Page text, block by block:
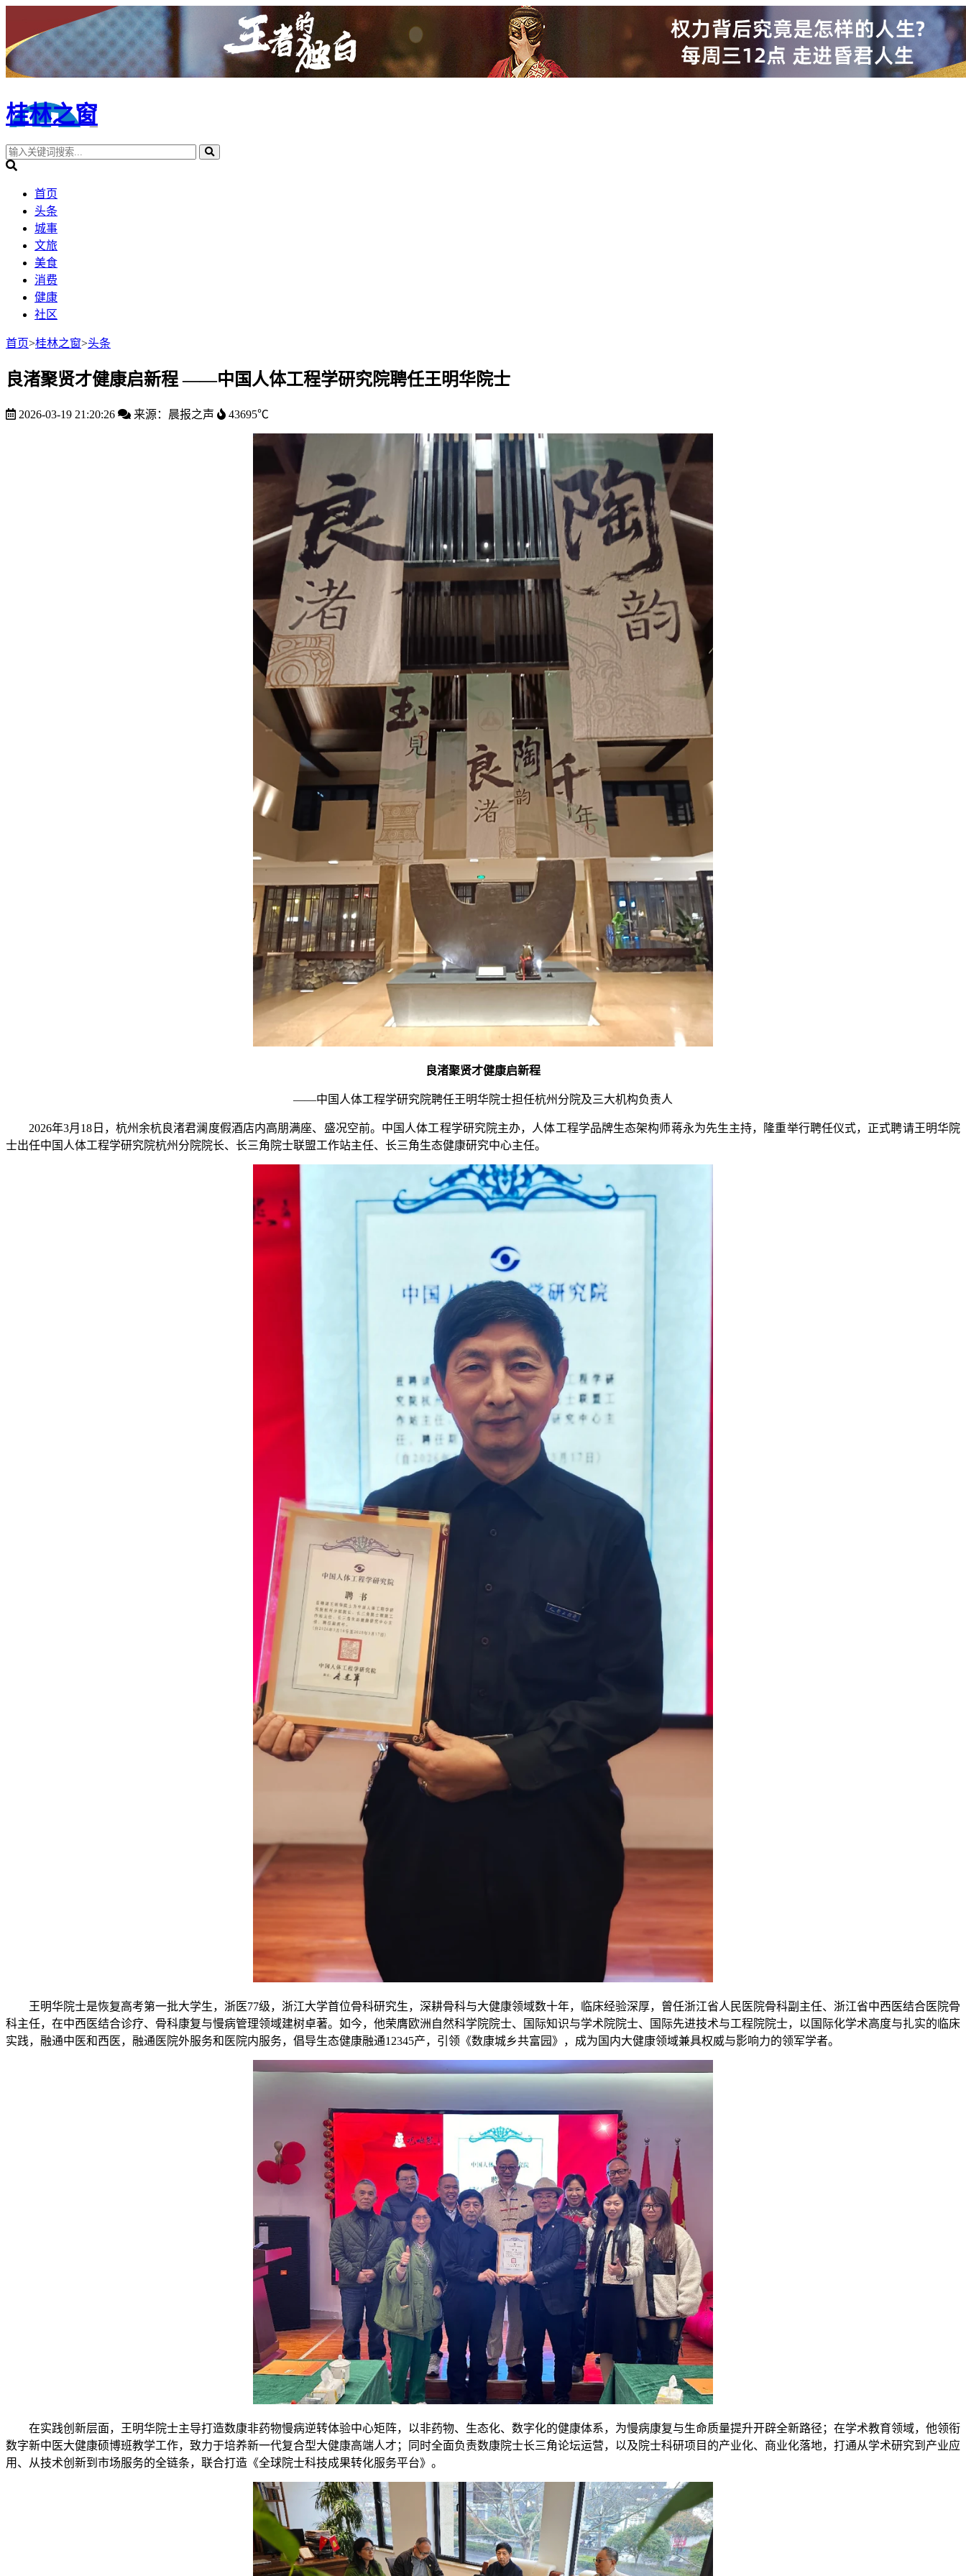
桂林之窗
首页
头条
城事
文旅
美食
消费
健康
社区
首页>桂林之窗>头条
良渚聚贤才健康启新程 ——中国人体工程学研究院聘任王明华院士
2026-03-19 21:20:26 来源：晨报之声 43695℃
良渚聚贤才健康启新程
——中国人体工程学研究院聘任王明华院士担任杭州分院及三大机构负责人
2026年3月18日，杭州余杭良渚君澜度假酒店内高朋满座、盛况空前。中国人体工程学研究院主办，人体工程学品牌生态架构师蒋永为先生主持，隆重举行聘任仪式，正式聘请王明华院
士出任中国人体工程学研究院杭州分院院长、长三角院士联盟工作站主任、长三角生态健康研究中心主任。
王明华院士是恢复高考第一批大学生，浙医77级，浙江大学首位骨科研究生，深耕骨科与大健康领域数十年，临床经验深厚，曾任浙江省人民医院骨科副主任、浙江省中西医结合医院骨
科主任，在中西医结合诊疗、骨科康复与慢病管理领域建树卓著。如今，他荣膺欧洲自然科学院院士、国际知识与学术院院士、国际先进技术与工程院院士，以国际化学术高度与扎实的临床
实践，融通中医和西医，融通医院外服务和医院内服务，倡导生态健康融通12345产，引领《数康城乡共富园》，成为国内大健康领域兼具权威与影响力的领军学者。
在实践创新层面，王明华院士主导打造数康非药物慢病逆转体验中心矩阵，以非药物、生态化、数字化的健康体系，为慢病康复与生命质量提升开辟全新路径；在学术教育领域，他领衔
数字新中医大健康硕博班教学工作，致力于培养新一代复合型大健康高端人才；同时全面负责数康院士长三角论坛运营，以及院士科研项目的产业化、商业化落地，打通从学术研究到产业应
用、从技术创新到市场服务的全链条，联合打造《全球院士科技成果转化服务平台》。